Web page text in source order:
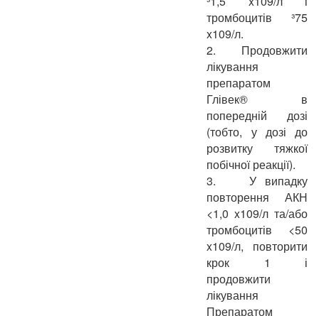
тромбоцитів ³75
x109/л.
2. Продовжити
лікування
препаратом
Глівек® в
попередній дозі
(тобто, у дозі до
розвитку тяжкої
побічної реакції).
3.У випадку
повторення АКН
<1,0 x109/л та/або
тромбоцитів <50
x109/л, повторити
крок 1 і
продовжити
лікування
Препаратом